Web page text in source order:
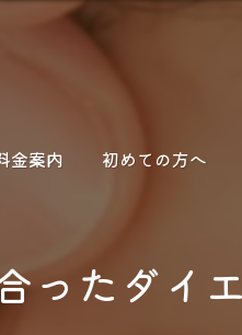
金案内 初めての方へ
ったダイ